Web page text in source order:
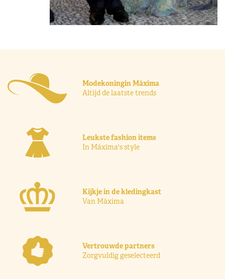
Modekoningin Máxima
Altijd de laatste trends
Leukste fashion items
In Máxima's style
Kijkje in de kledingkast
Van Máxima
Vertrouwde partners
Zorgvuldig geselecteerd